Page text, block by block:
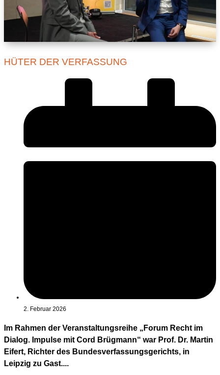
HÜTER DER VERFASSUNG
2. Februar 2026
Im Rahmen der Veranstaltungsreihe „Forum Recht im
Dialog. Impulse mit Cord Brügmann“ war Prof. Dr. Martin
Eifert, Richter des Bundesverfassungsgerichts, in
Leipzig zu Gast....